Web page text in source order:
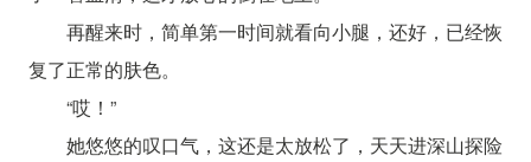
再醒来时，简单第一时间就看向小腿，还好，已经恢
复了正常的肤色。
“哎！”
她悠悠的叹口气，这还是太放松了，天天进深山探险